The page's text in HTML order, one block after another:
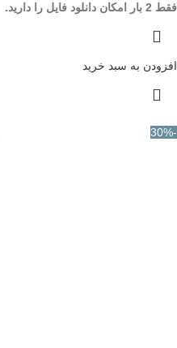
فقط 2 بار امکان دانلود فایل را دارید.
افزودن به سبد خرید
-30%